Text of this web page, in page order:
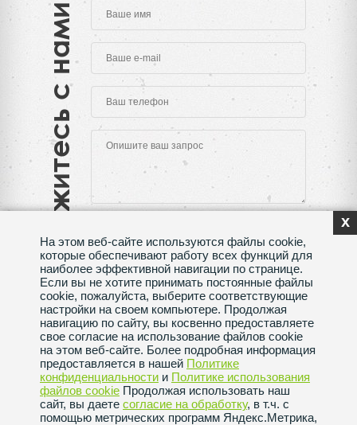
Свяжитесь с нами
Нажимая на кнопку "Отправить", Вы даете согласие
на обработку своихперсональных данных
Сделано в веб-студииSeoMAX
Политика конфиденциальности
Пользовательское соглашение
x
На этом веб-сайте используются файлы cookie,
которые обеспечивают работу всех функций для
наиболее эффективной навигации по странице.
Если вы не хотите принимать постоянные файлы
cookie, пожалуйста, выберите соответствующие
настройки на своем компьютере. Продолжая
навигацию по сайту, вы косвенно предоставляете
свое согласие на использование файлов cookie
на этом веб-сайте. Более подробная информация
предоставляется в нашей Политике
конфиденциальности и Политике использования
файлов сookie Продолжая использовать наш
сайт, вы даете согласие на обработку, в т.ч. с
помощью метрических программ Яндекс.Метрика,